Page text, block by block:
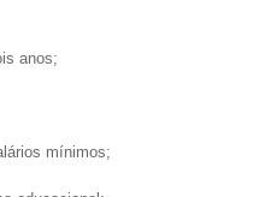
anos;
mínimos;